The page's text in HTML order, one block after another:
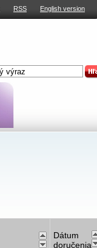
RSS English version
Dátum
doručenia